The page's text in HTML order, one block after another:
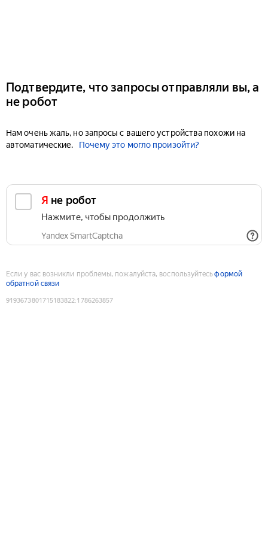
Подтвердите, что запросы отправляли вы, а
не робот
Нам очень жаль, но запросы с вашего устройства похожи на
автоматические.
Почему это могло произойти?
Я не робот
Нажмите, чтобы продолжить
Yandex SmartCaptcha
Если у вас возникли проблемы, пожалуйста, воспользуйтесьформой
обратной связи
9193673801715183822:1786263857